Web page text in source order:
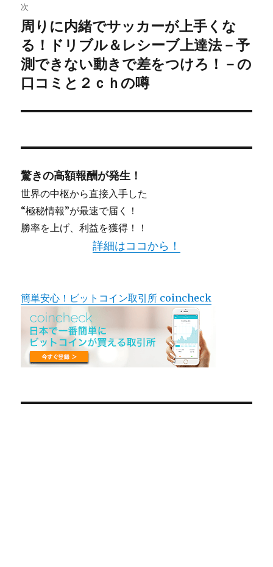
シ
ョ
ン
次
次
の
投
稿:
周りに内緒でサッカーが上手くな
る！ドリブル＆レシーブ上達法－予
測できない動きで差をつけろ！－の
口コミと２ｃｈの噂
驚きの高額報酬が発生！
世界の中枢から直接入手した
“極秘情報”が最速で届く！
勝率を上げ、利益を獲得！！
詳細はココから！
簡単安心！ビットコイン取引所 coincheck